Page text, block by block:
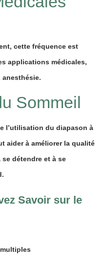
cette fréquence est
applications médicales,
anesthésie.
Sommeil
l’utilisation du diapason à
aider à améliorer la qualité
détendre et à se
Savoir sur le